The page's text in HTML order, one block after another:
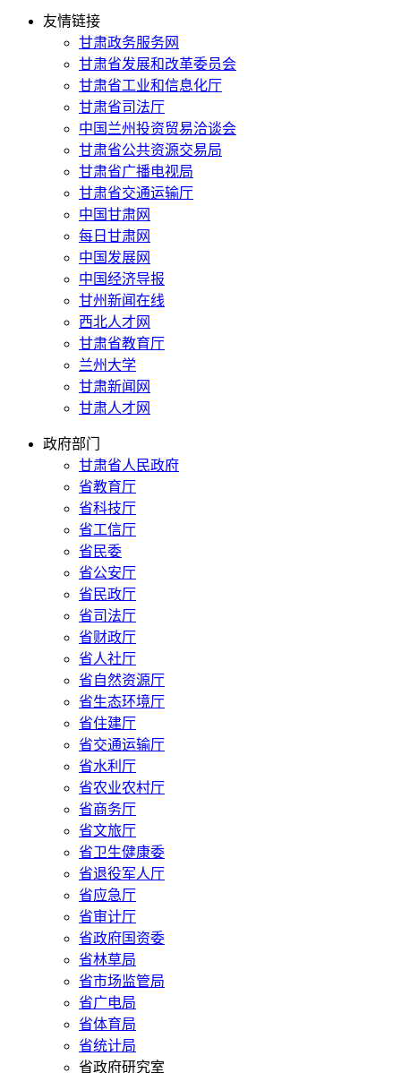
友情链接
甘肃政务服务网
甘肃省发展和改革委员会
甘肃省工业和信息化厅
甘肃省司法厅
中国兰州投资贸易洽谈会
甘肃省公共资源交易局
甘肃省广播电视局
甘肃省交通运输厅
中国甘肃网
每日甘肃网
中国发展网
中国经济导报
甘州新闻在线
西北人才网
甘肃省教育厅
兰州大学
甘肃新闻网
甘肃人才网
政府部门
甘肃省人民政府
省教育厅
省科技厅
省工信厅
省民委
省公安厅
省民政厅
省司法厅
省财政厅
省人社厅
省自然资源厅
省生态环境厅
省住建厅
省交通运输厅
省水利厅
省农业农村厅
省商务厅
省文旅厅
省卫生健康委
省退役军人厅
省应急厅
省审计厅
省政府国资委
省林草局
省市场监管局
省广电局
省体育局
省统计局
省政府研究室